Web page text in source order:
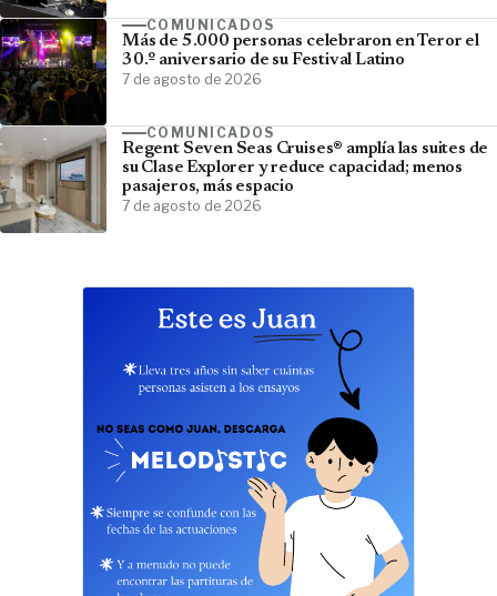
COMUNICADOS
Más de 5.000 personas celebraron en Teror el
30.º aniversario de su Festival Latino
7 de agosto de 2026
COMUNICADOS
Regent Seven Seas Cruises® amplía las suites de
su Clase Explorer y reduce capacidad; menos
pasajeros, más espacio
7 de agosto de 2026